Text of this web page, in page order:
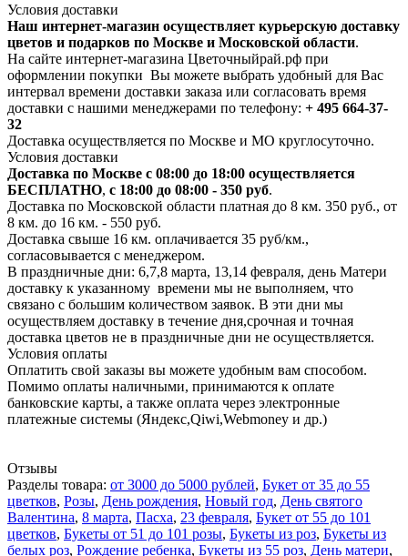
Условия доставки
Наш интернет-магазин осуществляет курьерскую доставку
цветов и подарков по Москве и Московской области.
На сайте интернет-магазина Цветочныйрай.рф при
оформлении покупки Вы можете выбрать удобный для Вас
интервал времени доставки заказа или согласовать время
доставки с нашими менеджерами по телефону: + 495 664-37-
32
Доставка осуществляется по Москве и МО круглосуточно.
Условия доставки
Доставка по Москве с 08:00 до 18:00 осуществляется
БЕСПЛАТНО, с 18:00 до 08:00 - 350 руб.
Доставка по Московской области платная до 8 км. 350 руб., от
8 км. до 16 км. - 550 руб.
Доставка свыше 16 км. оплачивается 35 руб/км.,
согласовывается с менеджером.
В праздничные дни: 6,7,8 марта, 13,14 февраля, день Матери
доставку к указанному времени мы не выполняем, что
связано с большим количеством заявок. В эти дни мы
осуществляем доставку в течение дня,срочная и точная
доставка цветов не в праздничные дни не осуществляется.
Условия оплаты
Оплатить свой заказы вы можете удобным вам способом.
Помимо оплаты наличными, принимаются к оплате
банковские карты, а также оплата через электронные
платежные системы (Яндекс,Qiwi,Webmoney и др.)
Отзывы
Разделы товара: от 3000 до 5000 рублей, Букет от 35 до 55
цветков, Розы, День рождения, Новый год, День святого
Валентина, 8 марта, Пасха, 23 февраля, Букет от 55 до 101
цветков, Букеты от 51 до 101 розы, Букеты из роз, Букеты из
белых роз, Рождение ребенка, Букеты из 55 роз, День матери,